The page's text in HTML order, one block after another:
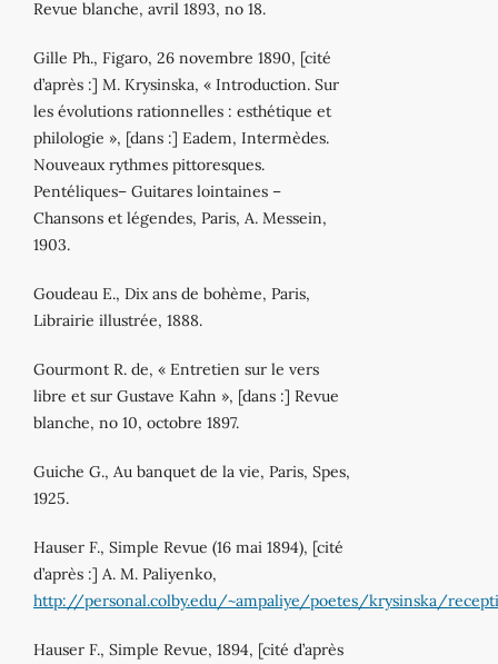
Revue blanche, avril 1893, no 18.
Gille Ph., Figaro, 26 novembre 1890, [cité
d’après :] M. Krysinska, « Introduction. Sur
les évolutions rationnelles : esthétique et
philologie », [dans :] Eadem, Intermèdes.
Nouveaux rythmes pittoresques.
Pentéliques– Guitares lointaines –
Chansons et légendes, Paris, A. Messein,
1903.
Goudeau E., Dix ans de bohème, Paris,
Librairie illustrée, 1888.
Gourmont R. de, « Entretien sur le vers
libre et sur Gustave Kahn », [dans :] Revue
blanche, no 10, octobre 1897.
Guiche G., Au banquet de la vie, Paris, Spes,
1925.
Hauser F., Simple Revue (16 mai 1894), [cité
d’après :] A. M. Paliyenko,
http://personal.colby.edu/~ampaliye/poetes/krysinska/
Hauser F., Simple Revue, 1894, [cité d’après